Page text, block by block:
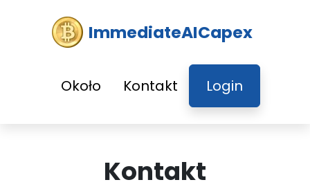
ImmediateAICapex
Około Kontakt Login
Kontakt